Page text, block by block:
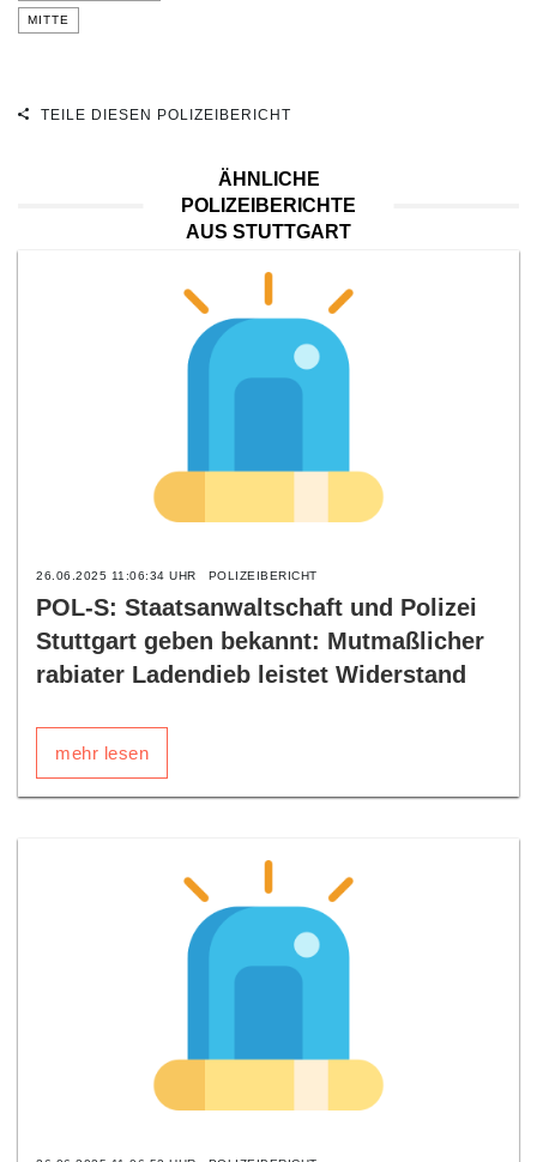
MITTE
TEILE DIESEN POLIZEIBERICHT
ÄHNLICHE
POLIZEIBERICHTE
AUS STUTTGART
26.06.2025 11:06:34 UHR POLIZEIBERICHT
POL-S: Staatsanwaltschaft und Polizei
Stuttgart geben bekannt: Mutmaßlicher
rabiater Ladendieb leistet Widerstand
mehr lesen